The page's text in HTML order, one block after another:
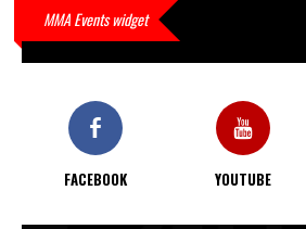
9 OKTOBER, 2023
waar hij van gemaakt is…
KO bij CWA Lowlands 7
MMA Events widget
FACEBOOK YOUTUBE